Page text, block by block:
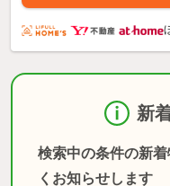
新
検索中の条件の新
くお知らせします